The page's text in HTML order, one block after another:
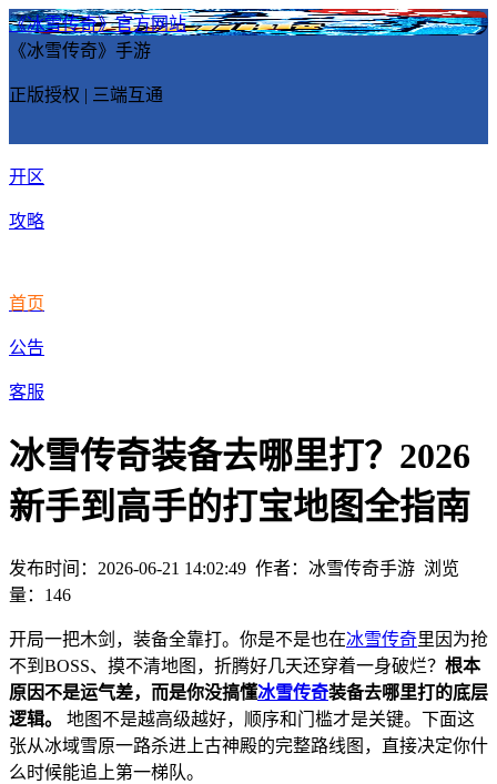
《冰雪传奇》官方网站
《冰雪传奇》手游
正版授权 | 三端互通
开区
攻略
首页
公告
客服
冰雪传奇装备去哪里打？2026
新手到高手的打宝地图全指南
发布时间：2026-06-21 14:02:49 作者：冰雪传奇手游 浏览
量： 146
开局一把木剑，装备全靠打。你是不是也在冰雪传奇里因为抢
不到BOSS、摸不清地图，折腾好几天还穿着一身破烂？ 根本
原因不是运气差，而是你没搞懂冰雪传奇装备去哪里打的底层
逻辑。
地图不是越高级越好，顺序和门槛才是关键。下面这
张从冰域雪原一路杀进上古神殿的完整路线图，直接决定你什
么时候能追上第一梯队。